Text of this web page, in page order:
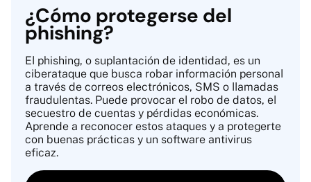
¿Cómo protegerse del
phishing?
El phishing, o suplantación de identidad, es un
ciberataque que busca robar información personal
a través de correos electrónicos, SMS o llamadas
fraudulentas. Puede provocar el robo de datos, el
secuestro de cuentas y pérdidas económicas.
Aprende a reconocer estos ataques y a protegerte
con buenas prácticas y un software antivirus
eficaz.